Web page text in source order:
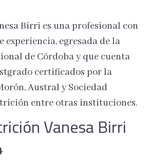
Birri es una profesional con
experiencia, egresada de la
de Córdoba y que cuenta
certificados por la
Austral y Sociedad
entre otras instituciones.
Vanesa Birri